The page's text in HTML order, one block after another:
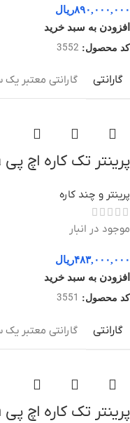
۸۹۰,۰۰۰,۰۰۰ریال
افزودن به سبد خرید
کد محصول: 3552
گارانتی گارانتی معتبر یک
پرینتر تک کاره اچ پی M304a
پرینتر و چند کاره
موجود در انبار
۴۸۳,۰۰۰,۰۰۰ریال
افزودن به سبد خرید
کد محصول: 3551
گارانتی گارانتی معتبر یک
پرینتر تک کاره اچ پی M507-dn